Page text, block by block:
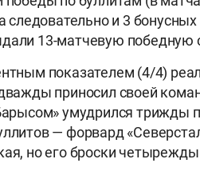
следовательно и 3
13-матчевую победную
показателем (4/4)
приносил своей
умудрился трижды
— форвард
но его броски